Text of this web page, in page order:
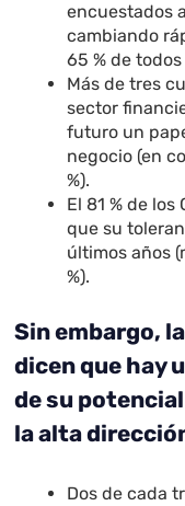
encuestados
cambiando
65 % de
Más de tres
sector
futuro un
negocio (en
%).
El 81 % de
que su
últimos años
%).
Sin embargo,
dicen que hay
de su
la alta
Dos de cada